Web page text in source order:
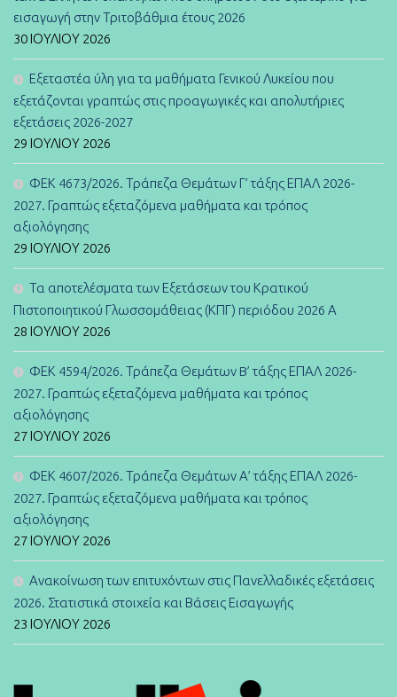
εισαγωγή στην Τριτοβάθμια έτους 2026
30 ΙΟΥΛΊΟΥ 2026
Εξεταστέα ύλη για τα μαθήματα Γενικού Λυκείου που
εξετάζονται γραπτώς στις προαγωγικές και απολυτήριες
εξετάσεις 2026-2027
29 ΙΟΥΛΊΟΥ 2026
ΦΕΚ 4673/2026. Τράπεζα Θεμάτων Γ’ τάξης ΕΠΑΛ 2026-
2027. Γραπτώς εξεταζόμενα μαθήματα και τρόπος
αξιολόγησης
29 ΙΟΥΛΊΟΥ 2026
Τα αποτελέσματα των Εξετάσεων του Κρατικού
Πιστοποιητικού Γλωσσομάθειας (ΚΠΓ) περιόδου 2026 Α
28 ΙΟΥΛΊΟΥ 2026
ΦΕΚ 4594/2026. Τράπεζα Θεμάτων B’ τάξης ΕΠΑΛ 2026-
2027. Γραπτώς εξεταζόμενα μαθήματα και τρόπος
αξιολόγησης
27 ΙΟΥΛΊΟΥ 2026
ΦΕΚ 4607/2026. Τράπεζα Θεμάτων Α’ τάξης ΕΠΑΛ 2026-
2027. Γραπτώς εξεταζόμενα μαθήματα και τρόπος
αξιολόγησης
27 ΙΟΥΛΊΟΥ 2026
Ανακοίνωση των επιτυχόντων στις Πανελλαδικές εξετάσεις
2026. Στατιστικά στοιχεία και Βάσεις Εισαγωγής
23 ΙΟΥΛΊΟΥ 2026